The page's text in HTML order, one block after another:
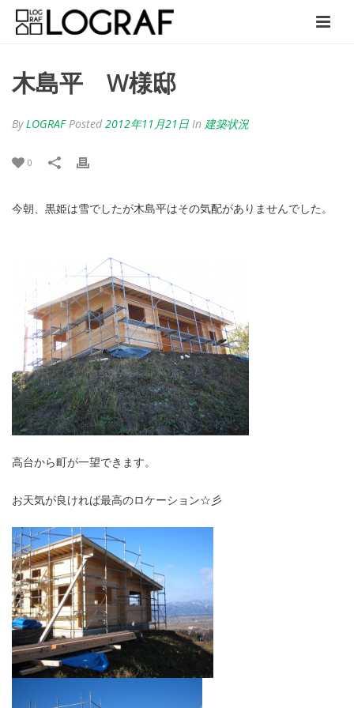
木島平 W様邸
ByLOGRAF Posted 2012年11月21日 In 建築状況
0
今朝、黒姫は雪でしたが木島平はその気配がありませんでした。
高台から町が一望できます。
お天気が良ければ最高のロケーション☆彡